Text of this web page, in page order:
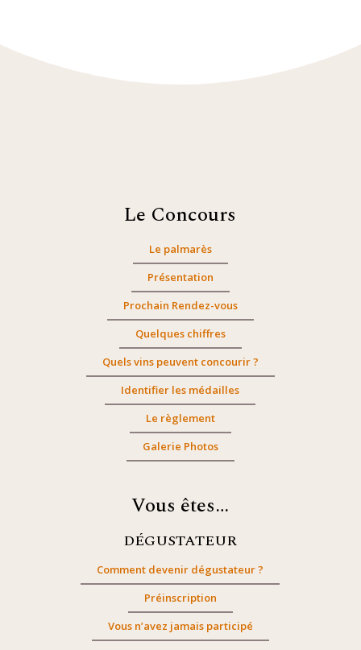
Le Concours
Le palmarès
Présentation
Prochain Rendez-vous
Quelques chiffres
Quels vins peuvent concourir ?
Identifier les médailles
Le règlement
Galerie Photos
Vous êtes…
DÉGUSTATEUR
Comment devenir dégustateur ?
Préinscription
Vous n’avez jamais participé